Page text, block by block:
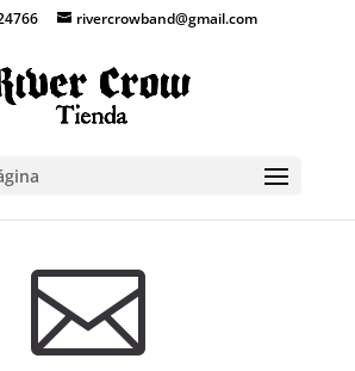
rivercrowband@gmail.com
